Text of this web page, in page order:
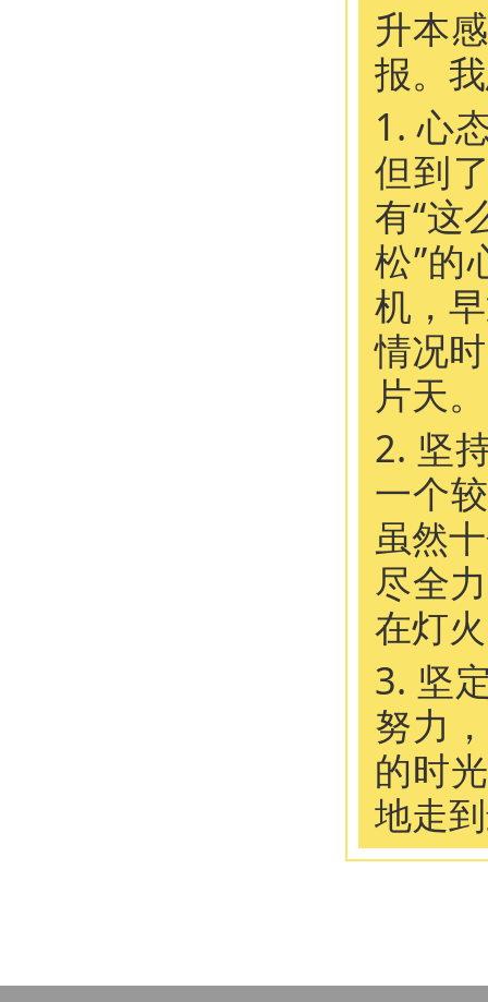
升本
报。
1. 心
但到
有“这
松”的
机，
情况
片天。
2. 坚
一个
虽然
尽全
在灯
3. 坚
努力
的时
地走